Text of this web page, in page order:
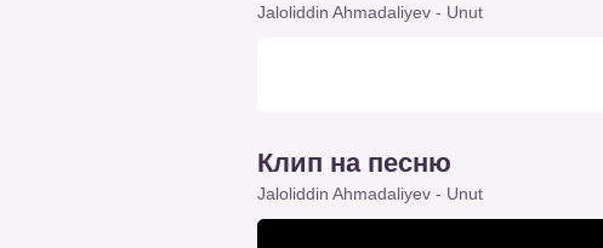
Jaloliddin Ahmadaliyev - Unut
Клип на песню
Jaloliddin Ahmadaliyev - Unut